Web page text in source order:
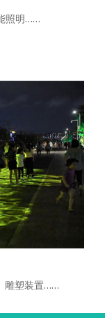
照明……
雕塑装置……